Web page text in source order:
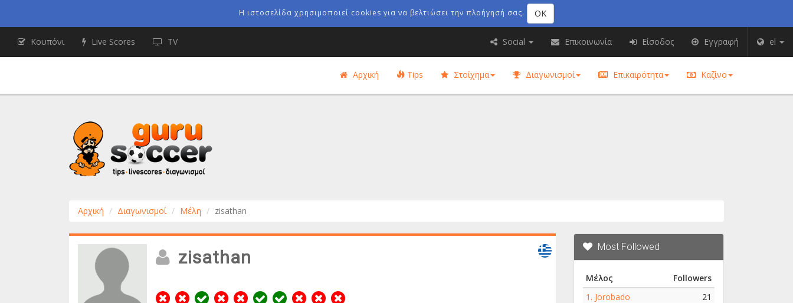
Η ιστοσελίδα χρησιμοποιεί cookies για να βελτιώσει την πλοήγησή σας. OK
Αρχική Tips Στοίχημα Διαγωνισμοί Επικαιρότητα Καζίνο
Αρχική Διαγωνισμοί Μέλη zisathan
zisathan Greece Most Followed
Μέλος
Followers
1. Jorobado
21
Social Επικοινωνία Είσοδος Εγγραφή el
Κουπόνι Live Scores TV